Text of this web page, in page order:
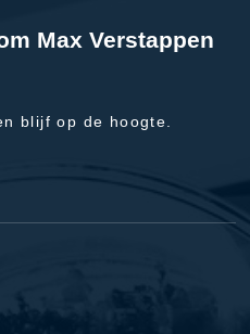
Max Verstappen
blijf op de hoogte.